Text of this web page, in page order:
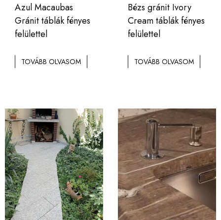
Azul Macaubas
Gránit táblák fényes
felülettel
TOVÁBB OLVASOM
Bézs gránit Ivory
Cream táblák fényes
felülettel
TOVÁBB OLVASOM